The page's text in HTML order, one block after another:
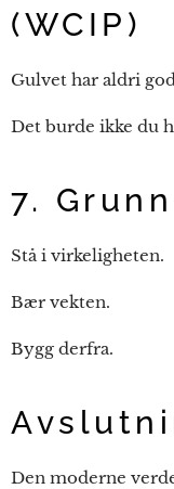
(WCIP)
Gulvet har aldri
Det burde ikke du
7.
Stå i virkeligheten.
Bær vekten.
Bygg derfra.
Den moderne